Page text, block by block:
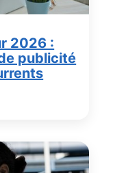
2026 :
publicité